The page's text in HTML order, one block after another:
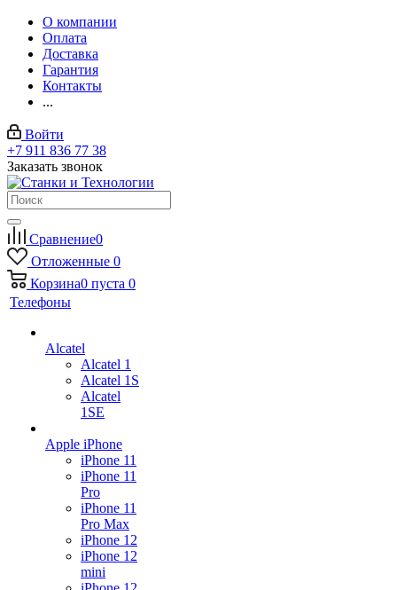
О компании
Оплата
Доставка
Гарантия
Контакты
...
Войти
+7 911 836 77 38
Заказать звонок
Сравнение0
Отложенные 0
Корзина0 пуста 0
Телефоны
Alcatel
Alcatel 1
Alcatel 1S
Alcatel
1SE
Apple iPhone
iPhone 11
iPhone 11
Pro
iPhone 11
Pro Max
iPhone 12
iPhone 12
mini